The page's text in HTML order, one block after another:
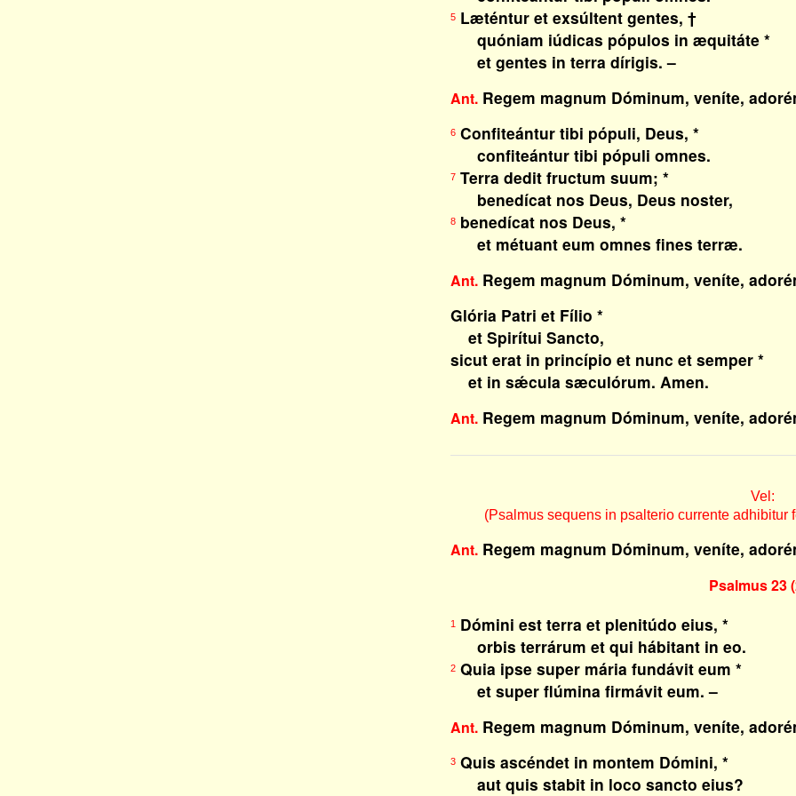
5 Læténtur et exsúltent gentes, †
quóniam iúdicas pópulos in æquitáte *
et gentes in terra dírigis. –
Ant. Regem magnum Dóminum, veníte,
6 Confiteántur tibi pópuli, Deus, *
confiteántur tibi pópuli omnes.
7 Terra dedit fructum suum; *
benedícat nos Deus, Deus noster,
8 benedícat nos Deus, *
et métuant eum omnes fines terræ.
Ant. Regem magnum Dóminum, veníte,
Glória Patri et Fílio *
et Spirítui Sancto,
sicut erat in princípio et nunc et semper *
et in sǽcula sæculórum. Amen.
Ant. Regem magnum Dóminum, veníte,
Vel:
(Psalmus sequens in psalterio currente adhibitur
Ant. Regem magnum Dóminum, veníte,
Psalmus 23
1
Dómini est terra et plenitúdo eius, *
orbis terrárum et qui hábitant in eo.
2 Quia ipse super mária fundávit eum *
et super flúmina firmávit eum. –
Ant. Regem magnum Dóminum, veníte,
3 Quis ascéndet in montem Dómini, *
aut quis stabit in loco sancto eius?